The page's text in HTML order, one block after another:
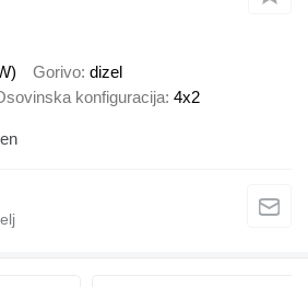
Gorivo dizel
konfiguracija 4x2